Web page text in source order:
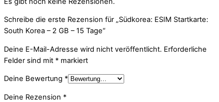
Schreibe die erste Rezension für „Südkorea: ESIM Startkarte:
South Korea – 2 GB – 15 Tage“
Deine E-Mail-Adresse wird nicht veröffentlicht. Erforderliche
Felder sind mit * markiert
Deine Bewertung *
Deine Rezension *